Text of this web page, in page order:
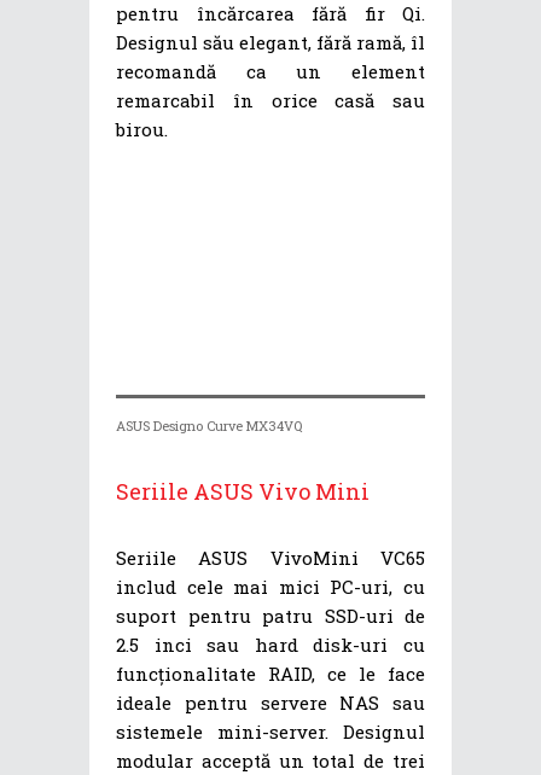
pentru încărcarea fără fir Qi.
Designul său elegant, fără ramă, îl
recomandă ca un element
remarcabil în orice casă sau
birou.
ASUS Designo Curve MX34VQ
Seriile ASUS Vivo Mini
Seriile ASUS VivoMini VC65
includ cele mai mici PC-uri, cu
suport pentru patru SSD-uri de
2.5 inci sau hard disk-uri cu
funcționalitate RAID, ce le face
ideale pentru servere NAS sau
sistemele mini-server. Designul
modular acceptă un total de trei